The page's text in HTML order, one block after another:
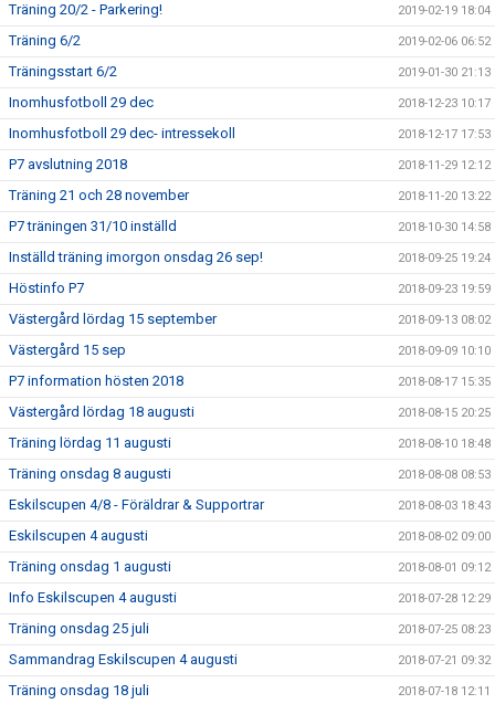
Träning 20/2 - Parkering! 2019-02-19 18:04
Träning 6/2 2019-02-06 06:52
Träningsstart 6/2 2019-01-30 21:13
Inomhusfotboll 29 dec 2018-12-23 10:17
Inomhusfotboll 29 dec- intressekoll 2018-12-17 17:53
P7 avslutning 2018 2018-11-29 12:12
Träning 21 och 28 november 2018-11-20 13:22
P7 träningen 31/10 inställd 2018-10-30 14:58
Inställd träning imorgon onsdag 26 sep! 2018-09-25 19:24
Höstinfo P7 2018-09-23 19:59
Västergård lördag 15 september 2018-09-13 08:02
Västergård 15 sep 2018-09-09 10:10
P7 information hösten 2018 2018-08-17 15:35
Västergård lördag 18 augusti 2018-08-15 20:25
Träning lördag 11 augusti 2018-08-10 18:48
Träning onsdag 8 augusti 2018-08-08 08:53
Eskilscupen 4/8 - Föräldrar & Supportrar 2018-08-03 18:43
Eskilscupen 4 augusti 2018-08-02 09:00
Träning onsdag 1 augusti 2018-08-01 09:12
Info Eskilscupen 4 augusti 2018-07-28 12:29
Träning onsdag 25 juli 2018-07-25 08:23
Sammandrag Eskilscupen 4 augusti 2018-07-21 09:32
Träning onsdag 18 juli 2018-07-18 12:11